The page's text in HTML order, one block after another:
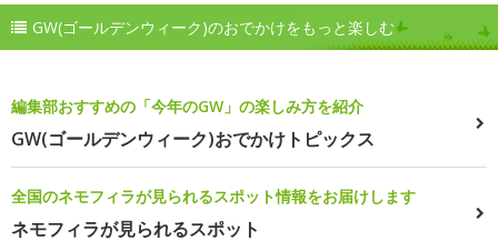
GW(ゴールデンウィーク)のおでかけをもっと楽しむ
編集部おすすめの「今年のGW」の楽しみ方を紹介
GW(ゴールデンウィーク)おでかけトピックス
全国のネモフィラが見られるスポット情報をお届けします
ネモフィラが見られるスポット